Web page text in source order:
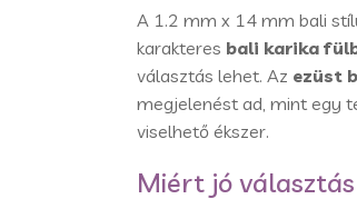
A 1.2 mm x 14 mm bali
karakteres bali karika
választás lehet. Az ezüst
megjelenést ad, mint egy
viselhető ékszer.
Miért jó